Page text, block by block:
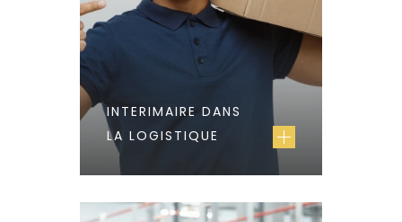
INTERIMAIRE DANS
LA LOGISTIQUE